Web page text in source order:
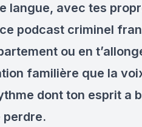
langue, avec tes
podcast criminel
ou en
familière que la
dont ton esprit a
perdre.